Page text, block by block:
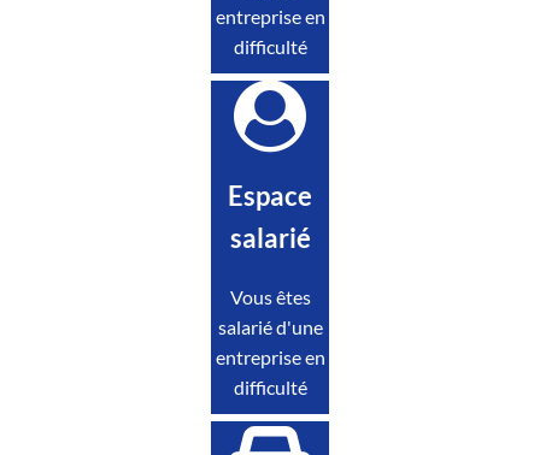
entreprise en
difficulté
Espace
salarié
Vous êtes
salarié d'une
entreprise en
difficulté